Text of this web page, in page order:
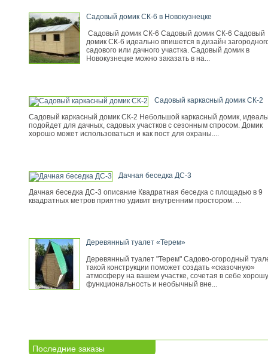
Садовый домик СК-6 в Новокузнецке
Садовый домик СК-6 Садовый домик СК-6 Садовый
домик СК-6 идеально впишется в дизайн
садового или дачного участка. Садовый домик в
Новокузнецке можно заказать в на...
Садовый каркасный домик СК-2
Садовый каркасный домик СК-2 Небольшой каркасный домик,
подойдет для дачных, садовых участков с сезонным спросом. Домик
хорошо может использоваться и как пост для охраны....
Дачная беседка ДС-3
Дачная беседка ДС-3 описание Квадратная беседка с площадью в 9
квадратных метров приятно удивит внутренним простором. ...
Деревянный туалет «Терем»
Деревянный туалет "Терем" Садово-огородный
такой конструкции поможет создать «сказочную»
атмосферу на вашем участке, сочетая в себе
функциональность и необычный вне...
Последние заказы